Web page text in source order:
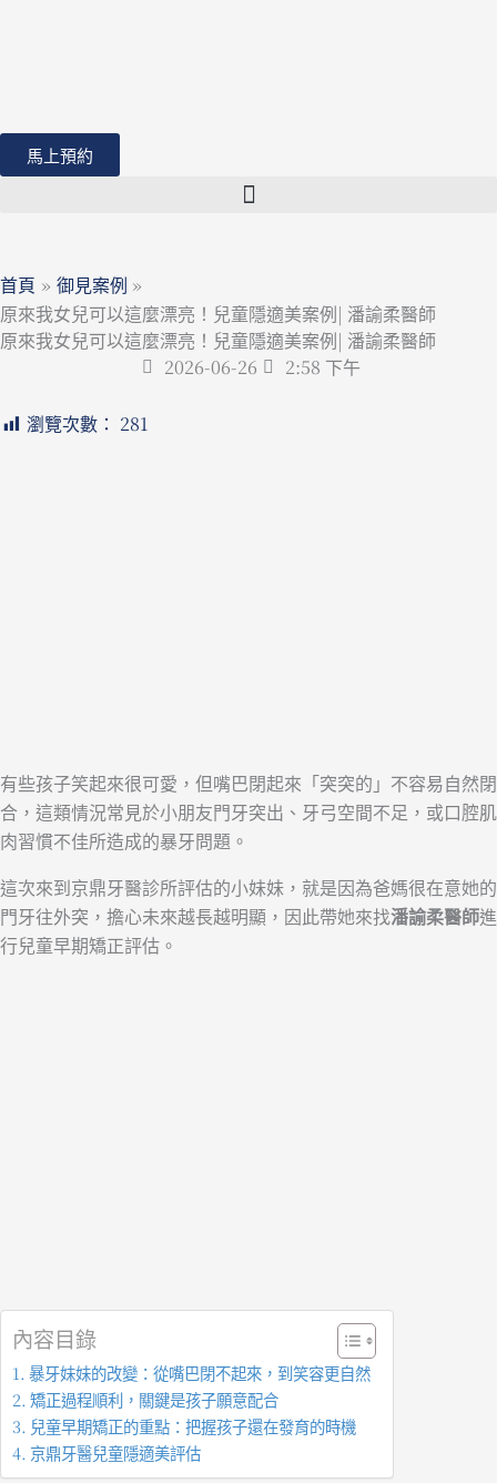
內
馬上預約
首頁
御見案例
原來我女兒可以這麼漂亮！兒童隱適美案例| 潘諭柔醫師
原來我女兒可以這麼漂亮！兒童隱適美案例| 潘諭柔醫師
2026-06-26
2:58 下午
瀏覽次數： 281
有些孩子笑起來很可愛，但嘴巴閉起來「突突的」不容易自然閉
合，這類情況常見於小朋友門牙突出、牙弓空間不足，或口腔肌
肉習慣不佳所造成的暴牙問題。
這次來到京鼎牙醫診所評估的小妹妹，就是因為爸媽很在意她的
門牙往外突，擔心未來越長越明顯，因此帶她來找潘諭柔醫師進
行兒童早期矯正評估。
內容目錄
暴牙妹妹的改變：從嘴巴閉不起來，到笑容更自然
矯正過程順利，關鍵是孩子願意配合
兒童早期矯正的重點：把握孩子還在發育的時機
京鼎牙醫兒童隱適美評估